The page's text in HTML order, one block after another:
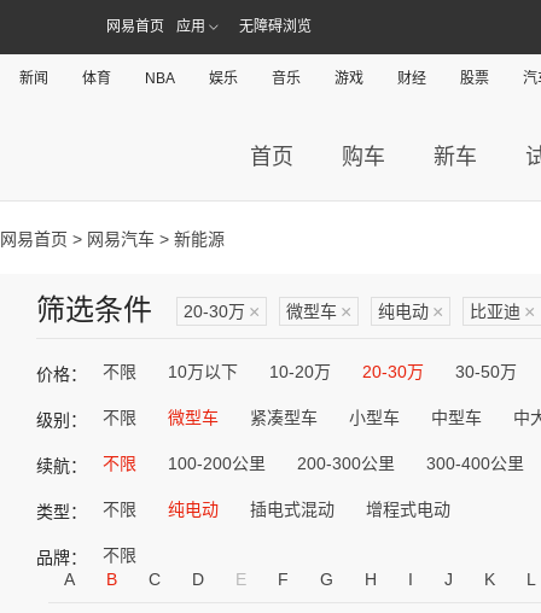
网易首页 应用 无障碍浏览
新闻 体育 NBA 娱乐 音乐 游戏 财经 股票 汽
首页 购车 新车
网易首页 > 网易汽车 > 新能源
筛选条件 20-30万 × 微型车 × 纯电动 × 比亚迪 ×
价格： 不限 10万以下 10-20万 20-30万 30-50万
级别： 不限 微型车 紧凑型车 小型车 中型车 中
续航： 不限 100-200公里 200-300公里 300-400公里
类型： 不限 纯电动 插电式混动 增程式电动
品牌：
不限
A
B C D E F G H I J K L